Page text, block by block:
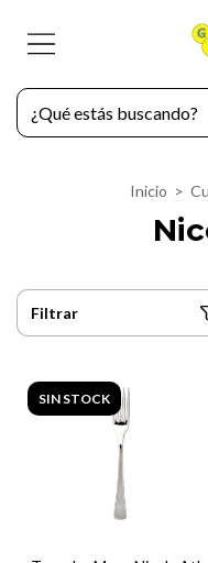
Inicio >
Filtrar
SIN STOCK